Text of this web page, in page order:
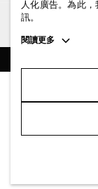
NT$ 2,900
付款說明
退貨及退款說明
常見問題
隱私權政策
條款與細則
追蹤COS
TIKTOK
訂閱電子郵件
人化廣告。為此
訊。
Toggle
閱讀更多